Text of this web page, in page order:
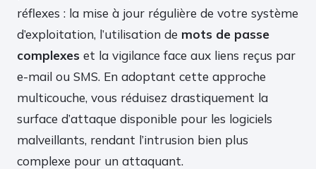
réflexes : la mise à jour régulière de votre système
d’exploitation, l’utilisation de mots de passe
complexes et la vigilance face aux liens reçus par
e-mail ou SMS. En adoptant cette approche
multicouche, vous réduisez drastiquement la
surface d’attaque disponible pour les logiciels
malveillants, rendant l’intrusion bien plus
complexe pour un attaquant.